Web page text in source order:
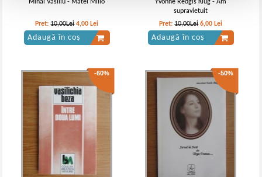
Mihai Vasiliu - Matei Millo
Pret:10,00Lei 4,00 Lei
Adaugă în coș
Yvonne Redgis Klug - Am
supravietuit
Pret:10,00Lei 6,00 Lei
Adaugă în coș
-60% -50%